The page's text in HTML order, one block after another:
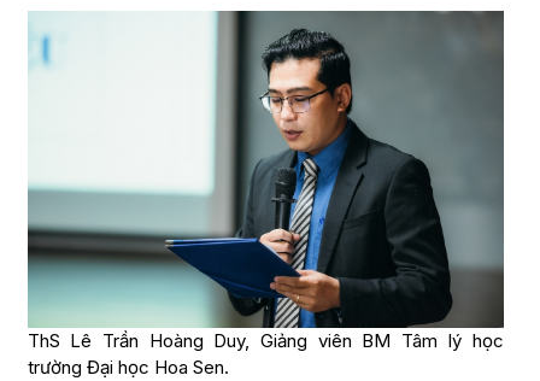
ThS Lê Trần Hoàng Duy, Giảng viên BM Tâm lý học
trường Đại học Hoa Sen.